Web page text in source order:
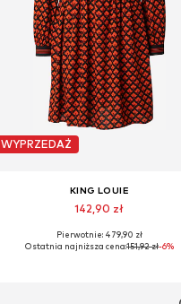
WYPRZEDAŻ
KING LOUIE
142,90 zł
Dostępne rozmiary: 34, 38, 40
Pierwotnie: 479,90 zł
Ostatnia najniższa cena:151,92 zł-6%